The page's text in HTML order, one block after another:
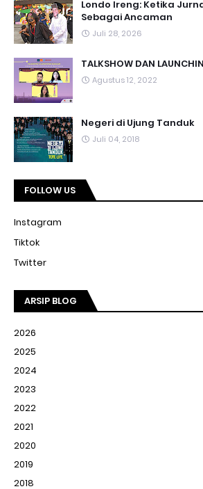
Londo Ireng: Ketika
Sebagai Ancaman
Juli 28, 2026
TALKSHOW DAN
Agustus 12, 2022
Negeri di Ujung Tanduk
Juli 04, 2018
FOLLOW US
Instagram
Tiktok
Twitter
ARSIP BLOG
2026
2025
2024
2023
2022
2021
2020
2019
2018